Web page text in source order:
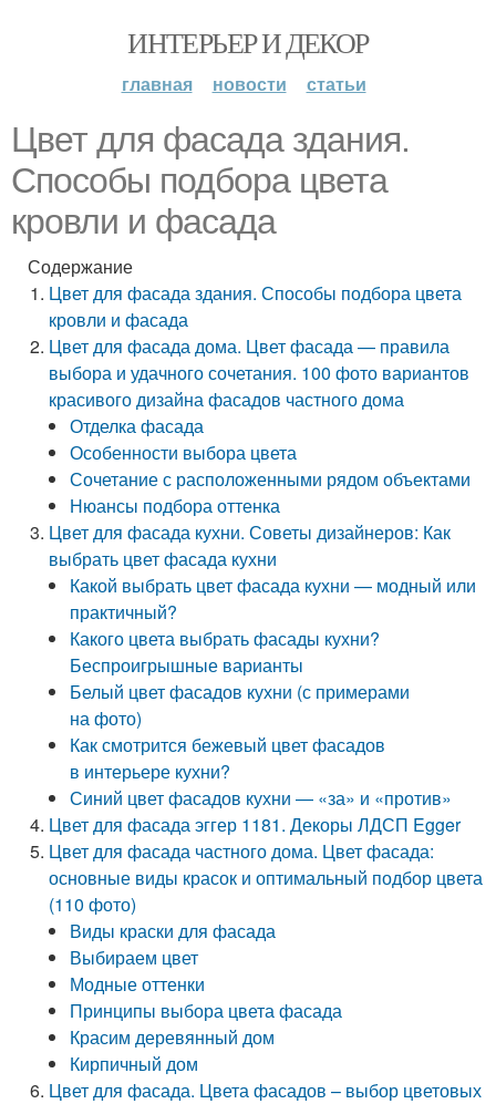
ИНТЕРЬЕР И ДЕКОР
главная новости статьи
Цвет для фасада здания.
Способы подбора цвета
кровли и фасада
Содержание
Цвет для фасада здания. Способы подбора цвета
кровли и фасада
Цвет для фасада дома. Цвет фасада — правила
выбора и удачного сочетания. 100 фото вариантов
красивого дизайна фасадов частного дома
Отделка фасада
Особенности выбора цвета
Сочетание с расположенными рядом объектами
Нюансы подбора оттенка
Цвет для фасада кухни. Советы дизайнеров: Как
выбрать цвет фасада кухни
Какой выбрать цвет фасада кухни — модный или
практичный?
Какого цвета выбрать фасады кухни?
Беспроигрышные варианты
Белый цвет фасадов кухни (с примерами
на фото)
Как смотрится бежевый цвет фасадов
в интерьере кухни?
Синий цвет фасадов кухни — «за» и «против»
Цвет для фасада эггер 1181. Декоры ЛДСП Egger
Цвет для фасада частного дома. Цвет фасада:
основные виды красок и оптимальный подбор цвета
(110 фото)
Виды краски для фасада
Выбираем цвет
Модные оттенки
Принципы выбора цвета фасада
Красим деревянный дом
Кирпичный дом
Цвет для фасада. Цвета фасадов – выбор цветовых